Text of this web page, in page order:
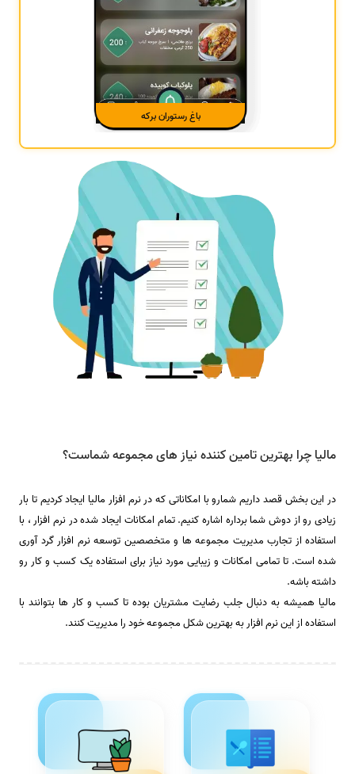
باغ رستوران برکه
مالیا چرا بهترین تامین کننده نیاز های مجموعه شماست؟
در این بخش قصد داریم شمارو با امكاناتی که در نرم افزار مالیا ایجاد کردیم تا بار
زیادی رو از دوش شما برداره اشاره کنیم. تمام امكانات ايجاد شده در نرم افزار ، با
استفاده از تجارب مدیریت مجموعه ها و متخصصين توسعه نرم افزار گرد آوری
شده است. تا تمامی امكانات و زیبایی مورد نیاز برای استفاده یک کسب و کار رو
داشته باشه.
مالیا همیشه به دنبال جلب رضایت مشتریان بوده تا کسب و کار ها بتوانند با
استفاده از این نرم افزار به بهترین شکل مجموعه خود را مدیریت کنند.